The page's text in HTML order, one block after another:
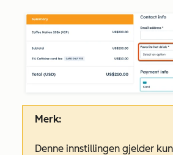
Merk:
Denne innstillingen gjelder